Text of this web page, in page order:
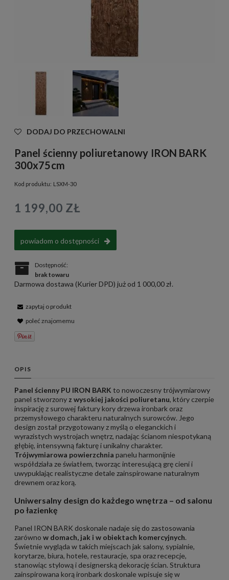
DODAJ DO PRZECHOWALNI
Panel ścienny poliuretanowy IRON BARK
300x75cm
Kod produktu: LSXM-30
1 199,00 ZŁ
powiadom o dostępności
Dostępność:
brak towaru
Darmowa dostawa (Kurier DPD) już od 1 000,00 zł.
zapytaj o produkt
poleć znajomemu
OPIS
Panel ścienny PU IRON BARK to nowoczesny trójwymiarowy
panel stworzony z wysokiej jakości poliuretanu, który czerpie
inspirację z surowej faktury kory drzewa ironbark oraz
przemysłowego charakteru naturalnych surowców. Jego
design został przygotowany z myślą o eleganckich i
wyrazistych wystrojach wnętrz, nadając ścianom niespotykaną
głębię, intensywną fakturę i unikalny charakter.
Trójwymiarowa powierzchnia panelu harmonijnie
współdziała ze światłem, tworząc interesującą grę cieni i
uwypuklając realistyczne detale zainspirowane naturalnym
drewnem oraz korą.
Uniwersalny design do każdego wnętrza – od salonu
po łazienkę
Panel IRON BARK doskonale nadaje się do zastosowania
zarówno w domach, jak i w obiektach komercyjnych.
Świetnie wygląda w takich miejscach jak salony, sypialnie,
korytarze, biura, hotele, restauracje, spa oraz recepcje,
stanowiąc stylową i designerską dekorację ścian. Struktura
zainspirowana korą ironbark doskonale wpisuje się w